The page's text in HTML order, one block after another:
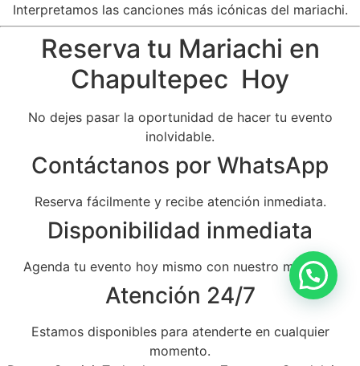
Interpretamos las canciones más icónicas del mariachi.
Reserva tu Mariachi en
Chapultepec Hoy
No dejes pasar la oportunidad de hacer tu evento
inolvidable.
Contáctanos por WhatsApp
Reserva fácilmente y recibe atención inmediata.
Disponibilidad inmediata
Agenda tu evento hoy mismo con nuestro mariachi.
Atención 24/7
Estamos disponibles para atenderte en cualquier
momento.